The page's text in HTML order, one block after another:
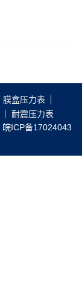
膜盒压力表
耐震压力表
皖ICP备17024043